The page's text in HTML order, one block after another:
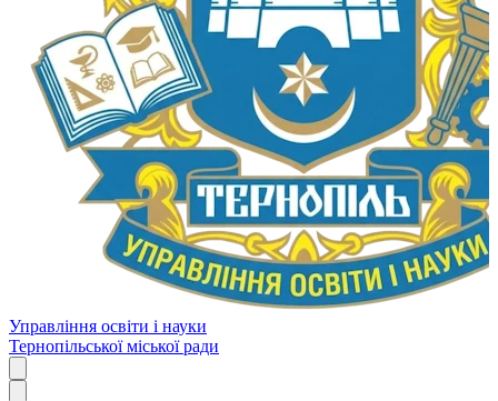
Управління освіти і науки
Тернопільської міської ради